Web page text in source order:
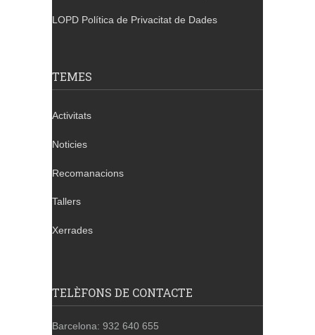
LOPD Política de Privacitat de Dades
TEMES
Activitats
Noticies
Recomanacions
Tallers
Xerrades
TELÈFONS DE CONTACTE
Barcelona: 932 640 655